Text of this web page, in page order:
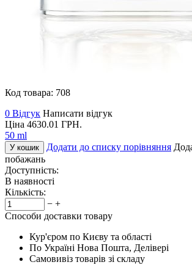
Код товара: 708
0 Відгук Написати відгук
Ціна 4630.01 ГРН.
50 ml
У кошик Додати до списку порівняння
побажань
Доступність:
В наявності
Кількість:
− +
Способи доставки товару
Кур'єром по Києву та області
По Україні Нова Пошта, Делівері
Самовивіз товарів зі складу